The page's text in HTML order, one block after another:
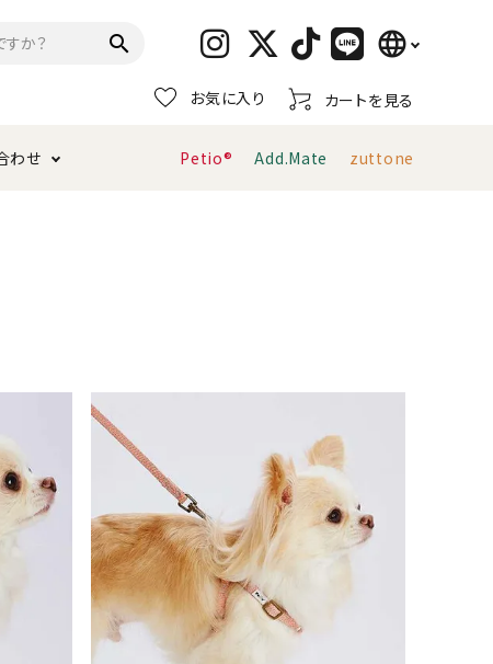
search language
日本語
English
お気に入り カートを見る
ネコポス対象商品一覧
わせ Petio® Add.Mate zuttone